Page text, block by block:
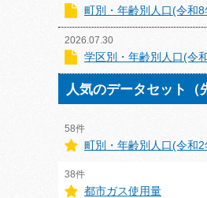
町別・年齢別人口(令和
2026.07.30
学区別・年齢別人口(令
人気のデータセット（
58件
町別・年齢別人口(令和
38件
都市ガス使用量